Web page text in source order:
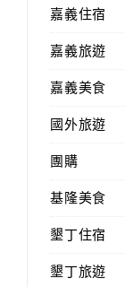
嘉義住宿
嘉義旅遊
嘉義美食
國外旅遊
團購
基隆美食
墾丁住宿
墾丁旅遊